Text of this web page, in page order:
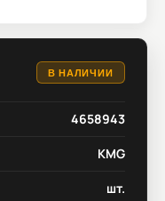
В НАЛИЧИИ
4658943
KMG
шт.